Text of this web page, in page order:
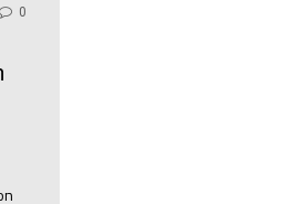
0